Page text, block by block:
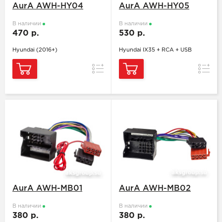
AurA AWH-HY04
В наличии
470 р.
Hyundai (2016+)
Сравнение
AurA AWH-HY05
В наличии
530 р.
Hyundai IX35 + RCA + USB
AurA AWH-MB01
В наличии
380 р.
AurA AWH-MB02
В наличии
380 р.